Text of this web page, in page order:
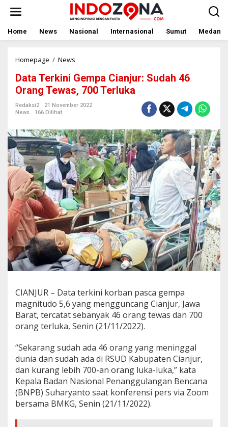
Home News Nasional Internasional Sumut Medan
Homepage / News
Gempa
Cianjur:
Sudah
46
700
Terluka
Data Terkini Gempa Cianjur: Sudah 46
Orang Tewas, 700 Terluka
Redaksi2
21 November 2022
News
166 Dilihat
CIANJUR – Data terkini korban pasca gempa
magnitudo 5,6 yang mengguncang Cianjur, Jawa
Barat, tercatat sebanyak 46 orang tewas dan 700
orang terluka, Senin (21/11/2022).
“Sekarang sudah ada 46 orang yang meninggal
dunia dan sudah ada di RSUD Kabupaten Cianjur,
dan kurang lebih 700-an orang luka-luka,” kata
Kepala Badan Nasional Penanggulangan Bencana
(BNPB) Suharyanto saat konferensi pers via Zoom
bersama BMKG, Senin (21/11/2022).